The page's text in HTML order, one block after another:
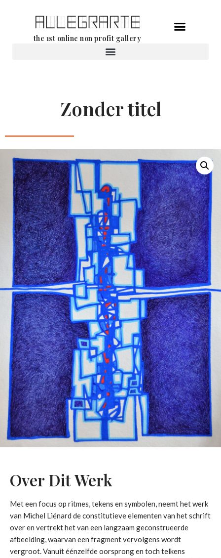
the 1st online non profit gallery
Zonder titel
Over Dit Werk
Met een focus op ritmes, tekens en symbolen, neemt het werk
van Michel Liénard de constitutieve elementen van het schrift
over en vertrekt het van een langzaam geconstrueerde
afbeelding, waarvan een fragment vervolgens wordt
vergroot. Vanuit éénzelfde oorsprong en toch telkens